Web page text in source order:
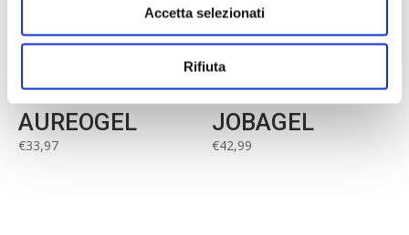
Accetta selezionati
Rifiuta
AUREOGEL
€33,97
JOBAGEL
€42,99